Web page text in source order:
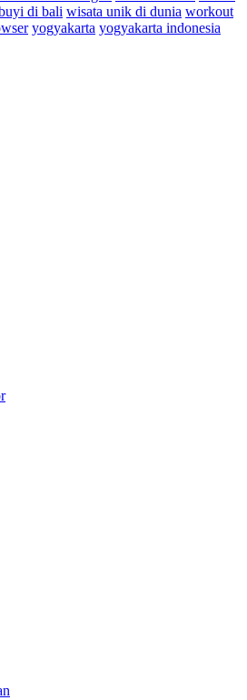
di bali wisata unik di dunia workout
yogyakarta yogyakarta indonesia